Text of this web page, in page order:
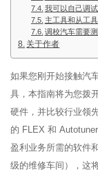
我可以自己调
主工具和从工
调校汽车需要
关于作者
如果您刚开始接触汽
具，本指南将为您拨
硬件，并比较行业领
的 FLEX 和
盈利业务所需的软件
级的维修车间），这